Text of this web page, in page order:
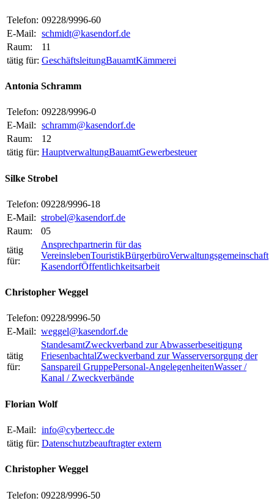
Telefon: 09228/9996-60
E-Mail: schmidt@kasendorf.de
Raum:
11
tätig für: GeschäftsleitungBauamtKämmerei
Antonia Schramm
Telefon: 09228/9996-0
E-Mail: schramm@kasendorf.de
Raum:
12
tätig für: HauptverwaltungBauamtGewerbesteuer
Silke Strobel
Telefon: 09228/9996-18
E-Mail: strobel@kasendorf.de
Raum:
05
tätig
für:
Ansprechpartnerin für das
VereinslebenTouristikBürgerbüroVerwaltungsgemeinschaft
KasendorfÖffentlichkeitsarbeit
Christopher Weggel
Telefon: 09228/9996-50
E-Mail: weggel@kasendorf.de
tätig
für:
StandesamtZweckverband zur Abwasserbeseitigung
FriesenbachtalZweckverband zur Wasserversorgung der
Sanspareil GruppePersonal-AngelegenheitenWasser /
Kanal / Zweckverbände
Florian Wolf
E-Mail: info@cybertecc.de
tätig für: Datenschutzbeauftragter extern
Christopher Weggel
Telefon: 09228/9996-50